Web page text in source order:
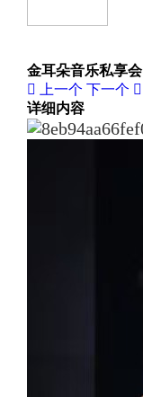
金耳朵音乐私享会
上一个 下一个
详细内容